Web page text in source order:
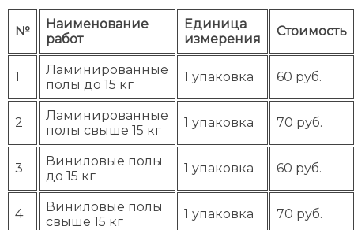
№
Наименование
работ
Единица
измерения
Стоимость
1
Ламинированные
полы до 15 кг
1 упаковка 60 руб.
2
Ламинированные
полы свыше 15 кг
1 упаковка 70 руб.
3
Виниловые полы
до 15 кг
1 упаковка 60 руб.
4
Виниловые полы
свыше 15 кг
1 упаковка 70 руб.